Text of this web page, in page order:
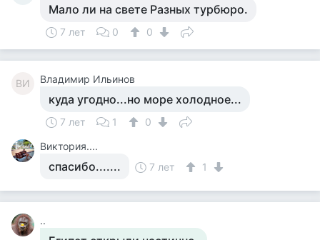
Мало ли на свете Разных турбюро.
7 лет 0 0
ВИ Владимир Ильинов
куда угодно...но море холодное...
7 лет 1
0
Виктория....
спасибо....... 7 лет 1
..